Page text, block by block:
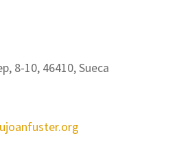
8-10, 46410, Sueca